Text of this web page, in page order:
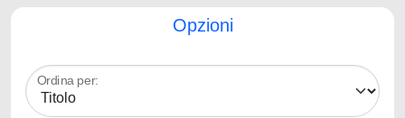
Opzioni
Ordina per: